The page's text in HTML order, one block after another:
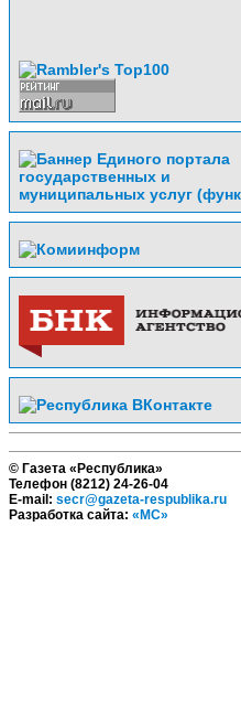
© Газета «Республика»
Телефон (8212) 24-26-04
E-mail: secr@gazeta-respublika.ru
Разработка сайта: «МС»